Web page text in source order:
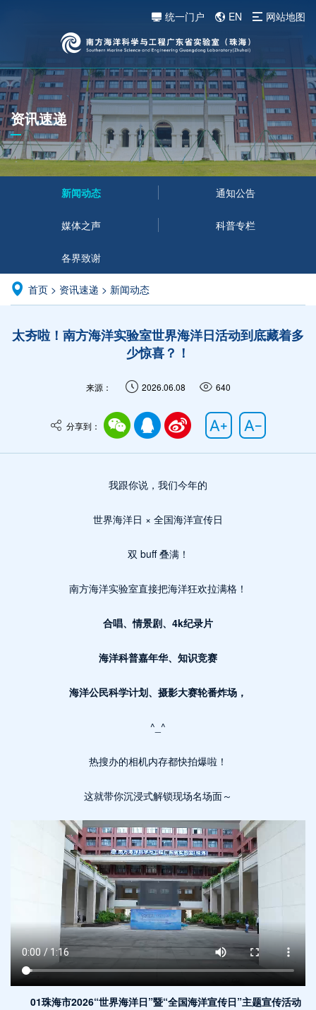
统一门户 EN 网站地图
资讯速递
新闻动态 通知公告
媒体之声 科普专栏
各界致谢
首页 > 资讯速递 > 新闻动态
太夯啦！南方海洋实验室世界海洋日活动到底藏着多
少惊喜？！
来源： 2026.06.08 640
分享到：
我跟你说，我们今年的
世界海洋日 × 全国海洋宣传日
双 buff 叠满！
南方海洋实验室直接把海洋狂欢拉满格！
合唱、情景剧、4k纪录片
海洋科普嘉年华、知识竞赛
海洋公民科学计划、摄影大赛轮番炸场，
^_^
热搜办的相机内存都快拍爆啦！
这就带你沉浸式解锁现场名场面～
01珠海市2026“世界海洋日”暨“全国海洋宣传日”主题宣传活动